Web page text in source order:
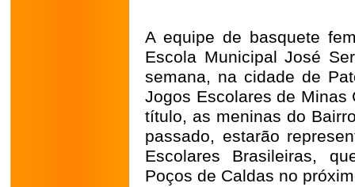
A equipe de basquete
Escola Municipal José
semana, na cidade de
Jogos Escolares de Minas
título, as meninas do
passado, estarão
Escolares Brasileiras,
Poços de Caldas no